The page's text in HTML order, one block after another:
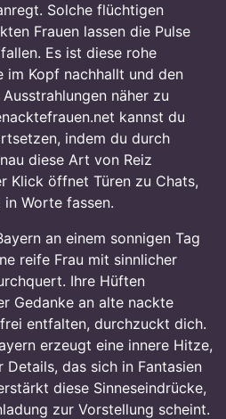
Solche flüchtigen
Frauen lassen die Pulse
Es ist diese rohe
im Kopf nachhallt und den
näher zu
kannst du
indem du durch
diese Art von Reiz
Klick öffnet Türen zu Chats,
Worte fassen.
an einem sonnigen Tag
reife Frau mit sinnlicher
Ihre Hüften
Gedanke an alte nackte
entfalten, durchzuckt dich.
erzeugt eine innere Hitze,
Details, das sich in Fantasien
diese Sinneseindrücke,
zur Vorstellung scheint.